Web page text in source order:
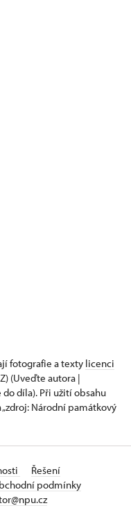
fotografie a texty licenci
(Uveďte autora |
díla). Při užití obsahu
Národní památkový
Řešení
podmínky